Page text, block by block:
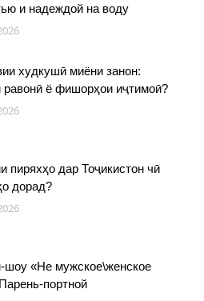
и надеждой на воду
худкушӣ миёни занон:
равонӣ ё фишорҳои иҷтимоӣ?
пиряхҳо дар Тоҷикистон чӣ
дорад?
шоу «Не мужское\женское
портной